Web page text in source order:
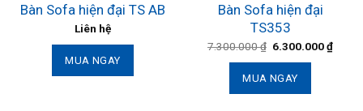
Bàn Sofa hiện đại TS AB
Liên hệ
MUA NGAY
Bàn Sofa hiện đại
TS353
7.300.000₫ 6.300.000₫
MUA NGAY